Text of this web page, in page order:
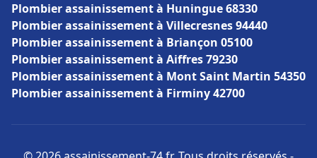
Plombier assainissement à Huningue 68330
Plombier assainissement à Villecresnes 94440
Plombier assainissement à Briançon 05100
Plombier assainissement à Aiffres 79230
Plombier assainissement à Mont Saint Martin 54350
Plombier assainissement à Firminy 42700